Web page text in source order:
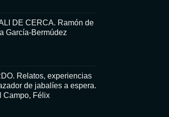
DE CERCA. Ramón de
García-Bermúdez
Relatos, experiencias
de jabalíes a espera.
Campo, Félix